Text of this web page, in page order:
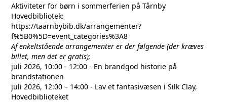
Aktiviteter for børn i sommerferien på Tårnby
Hovedbibliotek:
https://taarnbybib.dk/arrangementer?
f%5B0%5D=event_categories%3A8
Af enkeltstående arrangementer er der følgende (der kræves
billet, men det er gratis);
juli 2026, 10:00 - 12:00 - En brandgod historie på
brandstationen
juli 2026, 12:00 – 14:00 - Lav et fantasivæsen i Silk Clay,
Hovedbiblioteket